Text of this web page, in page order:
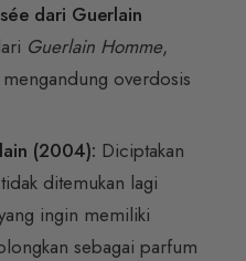
dari Guerlain
Guerlain Homme,
overdosis
(2004): Diciptakan
ditemukan lagi
ingin memiliki
sebagai parfum